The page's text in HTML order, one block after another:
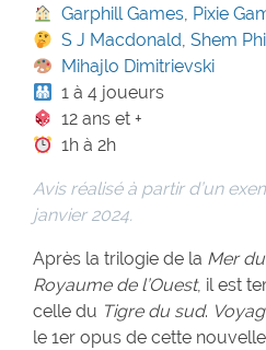
Garphill Games, Pixie
S J Macdonald,Shem
Mihajlo Dimitrievski
1 à 4 joueurs
12 ans et +
1h à 2h
Avis réalisé à partir d’un
janvier 2024.
Après la trilogie de la Mer
Royaume de l’Ouest, il est
celle du Tigre du sud.
le 1er opus de cette